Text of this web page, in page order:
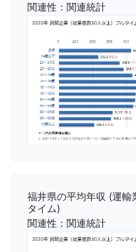
関連性：関連統計
福井県の平均年収 (運輸
タイム)
関連性：関連統計